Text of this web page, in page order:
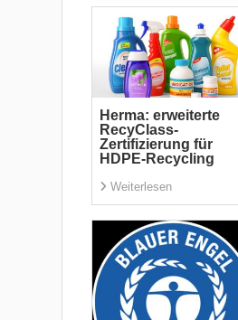
Herma: erweiterte
RecyClass-
Zertifizierung für
HDPE-Recycling
Weiterlesen